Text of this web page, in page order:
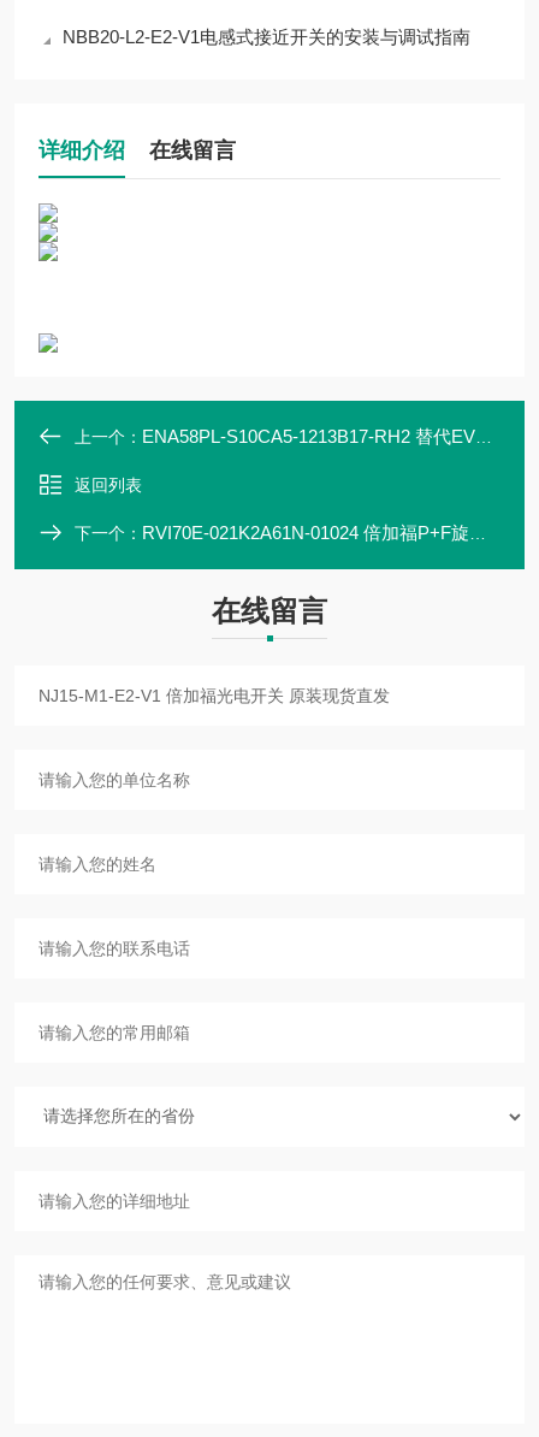
NBB20-L2-E2-V1电感式接近开关的安装与调试指南
详细介绍 在线留言
上一个： ENA58PL-S10CA5-1213B17-RH2 替代EVM58N-011PNR0BN-1213 编码器
返回列表
下一个： RVI70E-021K2A61N-01024 倍加福P+F旋转编码器原装
在线留言